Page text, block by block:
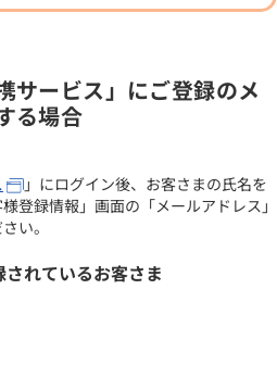
サービス」にご登録のメ
る場合
」にログイン後、お客さまの氏名を
登録情報」画面の「メールアドレス」
い。
れているお客さま